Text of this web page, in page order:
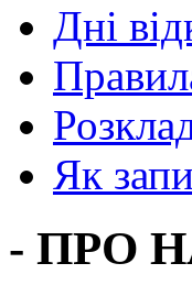
Дні
Як
- ПРО